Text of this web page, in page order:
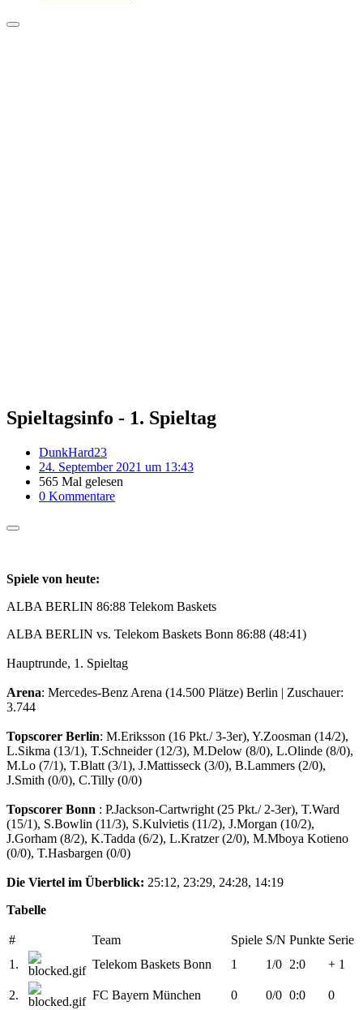
Spieltagsinfo - 1. Spieltag
DunkHard23
24. September 2021 um 13:43
565 Mal gelesen
0 Kommentare
Spiele von heute:
ALBA BERLIN 86:88 Telekom Baskets
ALBA BERLIN vs. Telekom Baskets Bonn 86:88 (48:41)
Hauptrunde, 1. Spieltag
Arena: Mercedes-Benz Arena (14.500 Plätze) Berlin | Zuschauer:
3.744
Topscorer Berlin: M.Eriksson (16 Pkt./ 3-3er), Y.Zoosman (14/2),
L.Sikma (13/1), T.Schneider (12/3), M.Delow (8/0), L.Olinde (8/0),
M.Lo (7/1), T.Blatt (3/1), J.Mattisseck (3/0), B.Lammers (2/0),
J.Smith (0/0), C.Tilly (0/0)
Topscorer Bonn : P.Jackson-Cartwright (25 Pkt./ 2-3er), T.Ward
(15/1), S.Bowlin (11/3), S.Kulvietis (11/2), J.Morgan (10/2),
J.Gorham (8/2), K.Tadda (6/2), L.Kratzer (2/0), M.Mboya Kotieno
(0/0), T.Hasbargen (0/0)
Die Viertel im Überblick: 25:12, 23:29, 24:28, 14:19
Tabelle
# Team Spiele S/N Punkte Serie
1.
Telekom Baskets Bonn 1 1/0 2:0 + 1
2. FC Bayern München 0 0/0 0:0 0